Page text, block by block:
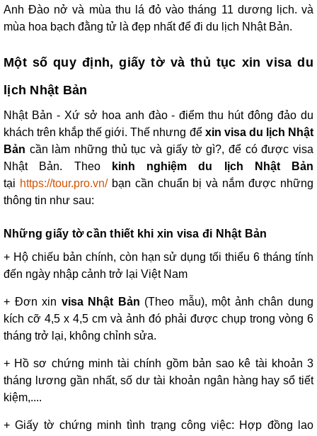
Anh Đào nở và mùa thu lá đỏ vào tháng 11 dương lịch. và
mùa hoa bạch đằng tử là đẹp nhất để đi du lịch Nhật Bản.
Một số quy định, giấy tờ và thủ tục xin visa du
lịch Nhật Bản
Nhật Bản - Xứ sở hoa anh đào - điểm thu hút đông đảo du
khách trên khắp thế giới. Thế nhưng để xin visa du lịch Nhật
Bản cần làm những thủ tục và giấy tờ gì?, để có được visa
Nhật Bản. Theo
kinh nghiệm du lịch Nhật Bản
tại https://tour.pro.vn/ bạn cần chuẩn bị và nắm được những
thông tin như sau:
Những giấy tờ cần thiết khi xin visa đi Nhật Bản
+ Hộ chiếu bản chính, còn hạn sử dụng tối thiểu 6 tháng tính
đến ngày nhập cảnh trở lại Việt Nam
+ Đơn xin visa Nhật Bản (Theo mẫu), một ảnh chân dung
kích cỡ 4,5 x 4,5 cm và ảnh đó phải được chụp trong vòng 6
tháng trở lại, không chỉnh sửa.
+ Hồ sơ chứng minh tài chính gồm bản sao kê tài khoản 3
tháng lương gần nhất, số dư tài khoản ngân hàng hay sổ tiết
kiệm,....
+ Giấy tờ chứng minh tình trạng công việc: Hợp đồng lao